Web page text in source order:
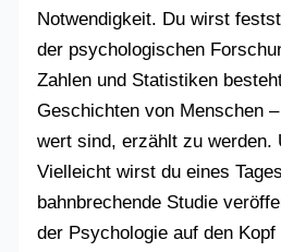
Notwendigkeit. Du wirst
der psychologischen
Zahlen und Statistiken
Geschichten von Menschen
wert sind, erzählt zu werden.
Vielleicht wirst du eines
bahnbrechende Studie
der Psychologie auf den Kopf